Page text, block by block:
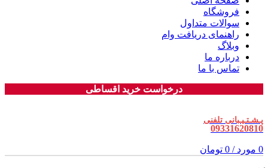
فروشگاه
سوالات متداول
راهنمای دریافت وام
وبلاگ
درباره ما
تماس با ما
درخواست خرید اقساطی
پـشـتـیـبانی تلفنی
09331620810
0 مورد /
0 تومان